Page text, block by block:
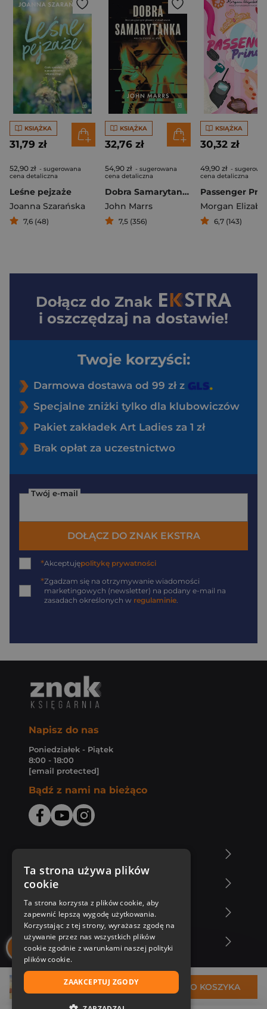
26,41 zł DO KOSZYKA
KSIĄŻKA
31,79 zł
52,90 zł - sugerowana
cena detaliczna
Leśne pejzaże
Joanna Szarańska
7,6 (48)
KSIĄŻKA
32,76 zł
54,90 zł - sugerowana
cena detaliczna
Dobra Samarytanka
John Marrs
7,5 (356)
KSIĄŻKA
30,32 zł
49,90 zł -
cena detaliczna
Passenger
Morgan
6,7 (143)
Dołącz do Znak
i oszczędzaj na dostawie!
Twoje korzyści:
Darmowa dostawa od 99 zł z
Specjalne zniżki tylko dla klubowiczów
Pakiet zakładek Art Ladies za 1 zł
Brak opłat za uczestnictwo
Twój e-mail
DOŁĄCZ DO ZNAK EKSTRA
*Akceptujępolitykę prywatności
*Zgadzam się na otrzymywanie wiadomości
marketingowych (newsletter) na podany e-mail na
zasadach określonych w regulaminie.
Napisz do nas
Poniedziałek - Piątek
8:00 - 18:00
[email protected]
Bądź z nami na bieżąco
Zakupy u nas
Nasza oferta
Nasi autorzy
Ta strona używa plików
cookie
Ta strona korzysta z plików cookie, aby
zapewnić lepszą wygodę użytkowania.
Korzystając z tej strony, wyrażasz zgodę na
używanie przez nas wszystkich plików
cookie zgodnie z warunkami naszej polityki
plików cookie.
ZAAKCEPTUJ ZGODY